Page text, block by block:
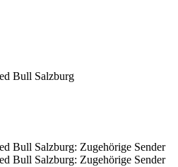
Bull Salzburg
Bull Salzburg: Zugehörige Sender
Bull Salzburg: Zugehörige Sender